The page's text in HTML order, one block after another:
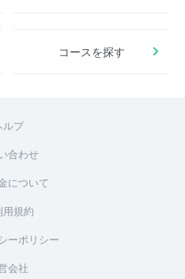
コースを探す
ルプ
合わせ
について
用規約
ーポリシー
会社